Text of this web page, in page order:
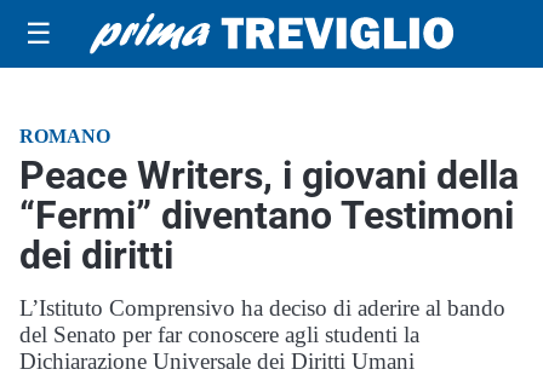
☰
ROMANO
Peace Writers, i giovani della
“Fermi” diventano Testimoni
dei diritti
L’Istituto Comprensivo ha deciso di aderire al bando
del Senato per far conoscere agli studenti la
Dichiarazione Universale dei Diritti Umani